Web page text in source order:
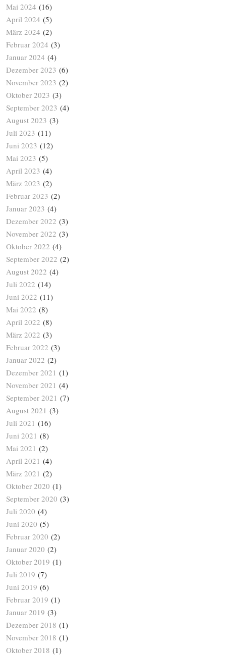
Mai 2024 (16)
April 2024 (5)
März 2024 (2)
Februar 2024 (3)
Januar 2024 (4)
Dezember 2023 (6)
November 2023 (2)
Oktober 2023 (3)
September 2023 (4)
August 2023 (3)
Juli 2023 (11)
Juni 2023 (12)
Mai 2023 (5)
April 2023 (4)
März 2023 (2)
Februar 2023 (2)
Januar 2023 (4)
Dezember 2022 (3)
November 2022 (3)
Oktober 2022 (4)
September 2022 (2)
August 2022 (4)
Juli 2022 (14)
Juni 2022 (11)
Mai 2022 (8)
April 2022 (8)
März 2022 (3)
Februar 2022 (3)
Januar 2022 (2)
Dezember 2021 (1)
November 2021 (4)
September 2021 (7)
August 2021 (3)
Juli 2021 (16)
Juni 2021 (8)
Mai 2021 (2)
April 2021 (4)
März 2021 (2)
Oktober 2020 (1)
September 2020 (3)
Juli 2020 (4)
Juni 2020 (5)
Februar 2020 (2)
Januar 2020 (2)
Oktober 2019 (1)
Juli 2019 (7)
Juni 2019 (6)
Februar 2019 (1)
Januar 2019 (3)
Dezember 2018 (1)
November 2018 (1)
Oktober 2018 (1)